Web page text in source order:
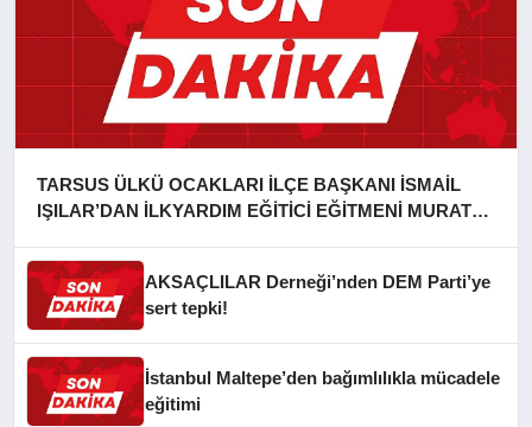
TARSUS ÜLKÜ OCAKLARI İLÇE BAŞKANI İSMAİL
IŞILAR’DAN İLKYARDIM EĞİTİCİ EĞİTMENİ MURAT
AKSAÇLILAR Derneği’nden DEM Parti’ye
sert tepki!
İstanbul Maltepe’den bağımlılıkla mücadele
eğitimi